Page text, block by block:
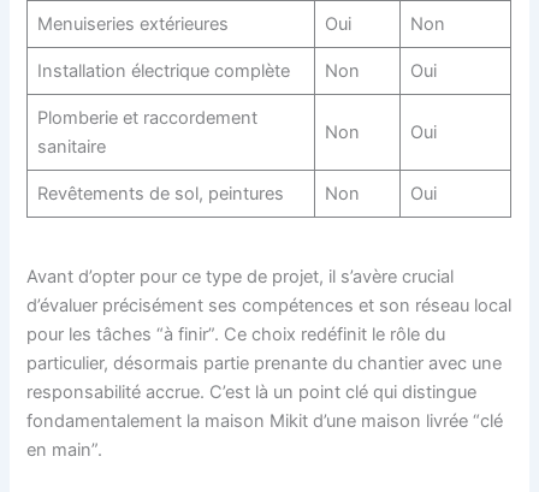
Menuiseries extérieures Oui Non
Installation électrique complète Non Oui
Plomberie et raccordement
sanitaire
Non Oui
Revêtements de sol, peintures Non Oui
Avant d’opter pour ce type de projet, il s’avère crucial
d’évaluer précisément ses compétences et son réseau local
pour les tâches “à finir”. Ce choix redéfinit le rôle du
particulier, désormais partie prenante du chantier avec une
responsabilité accrue. C’est là un point clé qui distingue
fondamentalement la maison Mikit d’une maison livrée “clé
en main”.